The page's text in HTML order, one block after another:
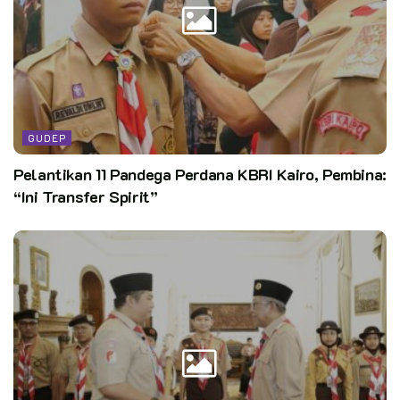
pembentukan kader pemimpin dan masyarakat yang berjiwa
sosial tinggi dan melalui kegiatan pramuka dapat melatih
ketrampilan dan pembentukan mental peserta didik di PKBM
Cakra”, ungkap Pembina Pramuka PKBM Cakra Kak Dheni
Fedianto.
GUDEP
Pelantikan 11 Pandega Perdana KBRI Kairo, Pembina:
“Ini Transfer Spirit”